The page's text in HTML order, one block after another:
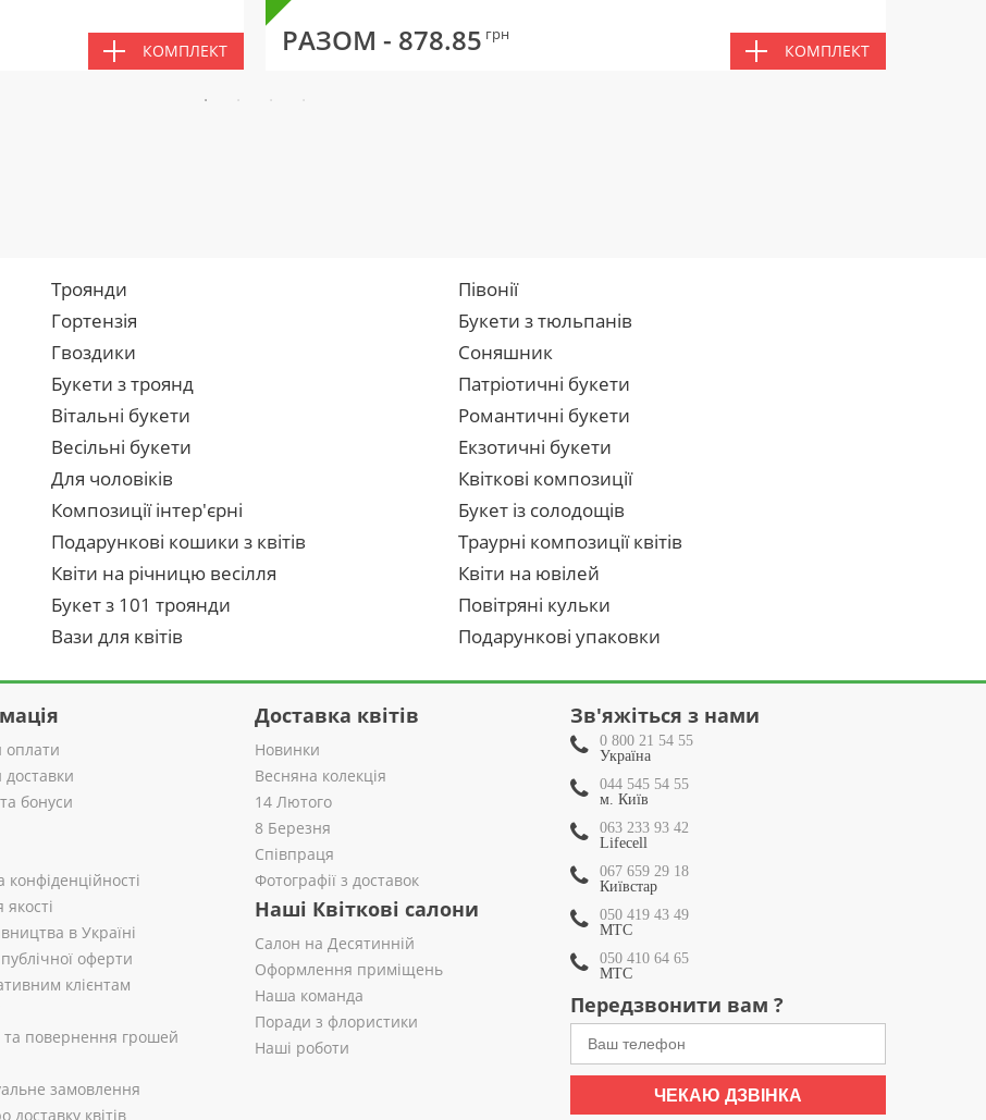
КОМПЛЕКТ РАЗОМ - 878.85 грн
КОМПЛЕКТ
Троянди
Півонії
Гортензія
Букети з тюльпанів
Гвоздики
Соняшник
Букети з троянд
Патріотичні букети
Вітальні букети
Романтичні букети
Весільні букети
Екзотичні букети
Для чоловіків
Квіткові композиції
Композиції інтер'єрні
Букет із солодощів
Подарункові кошики з квітів
Траурні композиції квітів
Квіти на річницю весілля
Квіти на ювілей
Букет з 101 троянди
Повітряні кульки
Вази для квітів Подарункові упаковки
оплати
бонуси
конфіденційності
якості
в Україні
оферти
клієнтам
та повернення грошей
замовлення
доставку квітів
Доставка квітів
Новинки
Весняна колекція
14 Лютого
8 Березня
Співпраця
Фотографії з доставок
Наші Квіткові салони
Салон на Десятинній
Оформлення приміщень
Наша команда
Поради з флористики
Наші роботи
Зв'яжіться з нами
0 800 21 54 55
Україна
044 545 54 55
м. Київ
063 233 93 42
Lifecell
067 659 29 18
Київстар
050 419 43 49
МТС
050 410 64 65
МТС
Передзвонити вам ?
ЧЕКАЮ ДЗВІНКА